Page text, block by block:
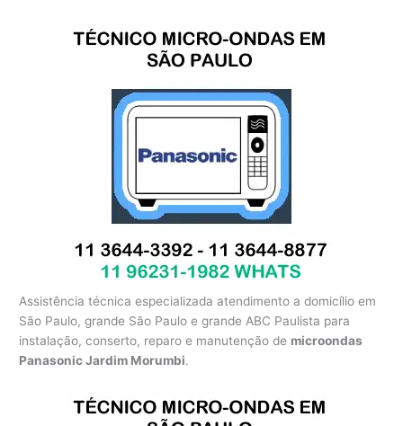
Assistência técnica especializada atendimento a domicílio em
São Paulo, grande São Paulo e grande ABC Paulista para
instalação, conserto, reparo e manutenção de microondas
Panasonic Jardim Morumbi.